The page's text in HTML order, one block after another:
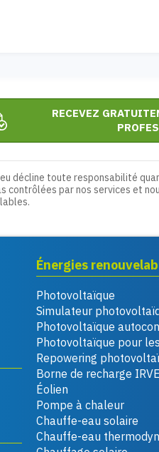
RECEVEZ
décline toute responsabilité
contrôlées par nos services et
Énergies
Photovoltaïque
Simulateur
Photovoltaïque
Photovoltaïque pour
Repowering
Borne de recharge IRVE
Éolien
Pompe à chaleur
Chauffe-eau solaire
Chauffe-eau